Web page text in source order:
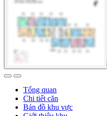
Tổng quan
Chi tiết căn
Bản đồ khu vực